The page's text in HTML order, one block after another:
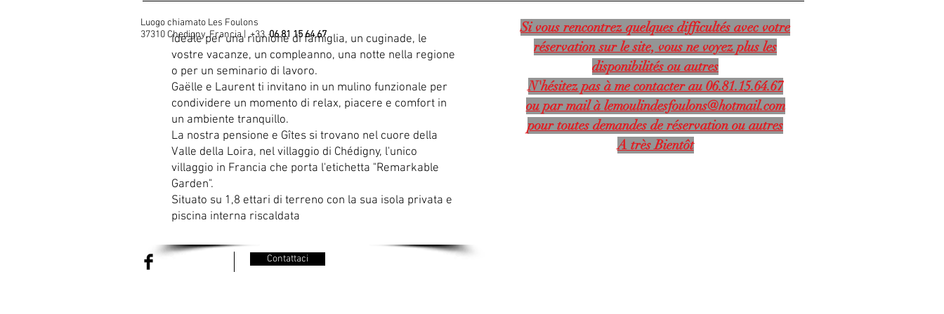
Luogo chiamato Les Foulons
37310 Chedigny, Francia | +3306 81 15 64 67
Si vous rencontrez quelques difficultés avec votre
réservation sur le site, vous ne voyez plus les
disponibilités ou autres
N'hésitez pas à me contacter au 06.81.15.64.67
ou par mail à lemoulindesfoulons@hotmail.com
pour toutes demandes de réservation ou autres
A très Bientôt
Ideale per una riunione di famiglia, un cuginade, le
vostre vacanze, un compleanno, una notte nella regione
o per un seminario di lavoro.
Gaëlle e Laurent ti invitano in un mulino funzionale per
condividere un momento di relax, piacere e comfort in
un ambiente tranquillo.
La nostra pensione e Gîtes si trovano nel cuore della
Valle della Loira, nel villaggio di Chédigny, l'unico
villaggio in Francia che porta l'etichetta "Remarkable
Garden".
Situato su 1,8 ettari di terreno con la sua isola privata e
piscina interna riscaldata
Contattaci